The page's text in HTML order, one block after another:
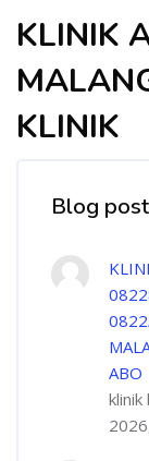
KLINIK
KLINIK
Blog
ABO